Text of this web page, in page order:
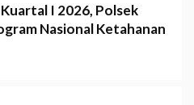
I 2026, Polsek
Nasional Ketahanan